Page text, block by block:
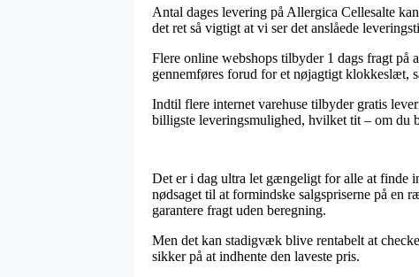
Antal dages levering på Allergica Cellesalte
det ret så vigtigt at vi ser det anslåede
Flere online webshops tilbyder 1 dags fragt
gennemføres forud for et nøjagtigt klokkeslæt,
Indtil flere internet varehuse tilbyder gratis
billigste leveringsmulighed, hvilket tit – om du
Det er i dag ultra let gængeligt for alle at finde
nødsaget til at formindske salgspriserne på en
garantere fragt uden beregning.
Men det kan stadigvæk blive rentabelt at
sikker på at indhente den laveste pris.